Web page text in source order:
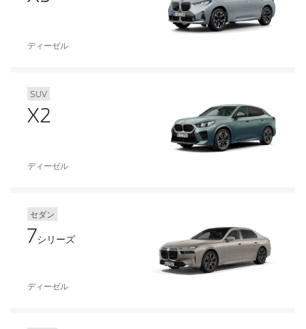
ディーゼル
SUV
X2
ディーゼル
セダン
7シリーズ
ディーゼル